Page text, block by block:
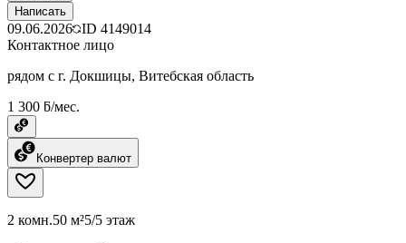
Написать
09.06.2026 ID 4149014
Контактное лицо
рядом с г. Докшицы, Витебская область
1 300 ƃ/мес.
Конвертер валют
2 комн.50 м²5/5 этаж